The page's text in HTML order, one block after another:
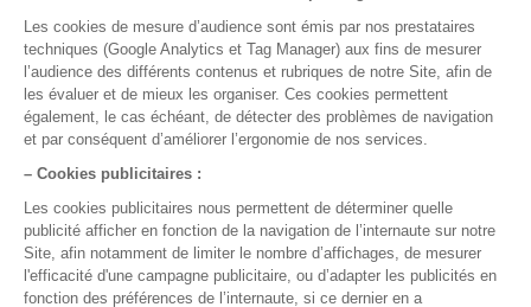
Semaine de Formation
Assistance et sécurité des données
Bien démarrer avec DrSanté
Facturer et suivre ma comptabilité
Gérer mon agenda et mes rendez-vous
Me former en 5 minutes par jour
Optimiser mon usage de DrSanté
Réaliser mes consultations
Nos fonctionnalités
Agenda